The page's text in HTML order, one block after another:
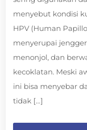
menyebut kondisi
HPV (Human
menyerupai
menonjol, dan
kecoklatan. Meski
ini bisa menyebar
tidak […]